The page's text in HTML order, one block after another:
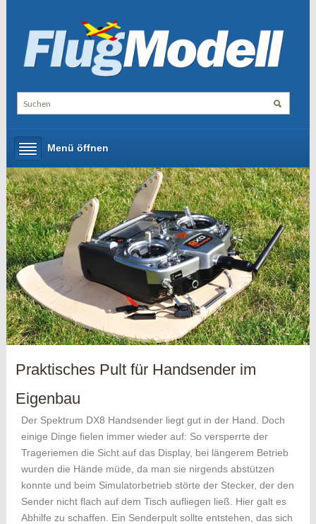
Menü öffnen
Praktisches Pult für Handsender im
Eigenbau
Der Spektrum DX8 Handsender liegt gut in der Hand. Doch
einige Dinge fielen immer wieder auf: So versperrte der
Trageriemen die Sicht auf das Display, bei längerem Betrieb
wurden die Hände müde, da man sie nirgends abstützen
konnte und beim Simulatorbetrieb störte der Stecker, der den
Sender nicht flach auf dem Tisch aufliegen ließ. Hier galt es
Abhilfe zu schaffen. Ein Senderpult sollte entstehen, das sich